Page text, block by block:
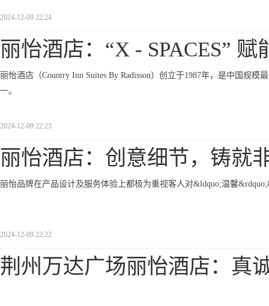
2024-12-09 22:24
丽怡酒店：“X - SPACES” 赋
丽怡酒店（Country Inn Suites By Radisson）创立于1987年，是中国规
一。
2024-12-09 22:23
丽怡酒店：创意细节，铸就
丽怡品牌在产品设计及服务体验上都极为重视客人对&ldquo;温馨
2024-12-09 22:22
荆州万达广场丽怡酒店：真